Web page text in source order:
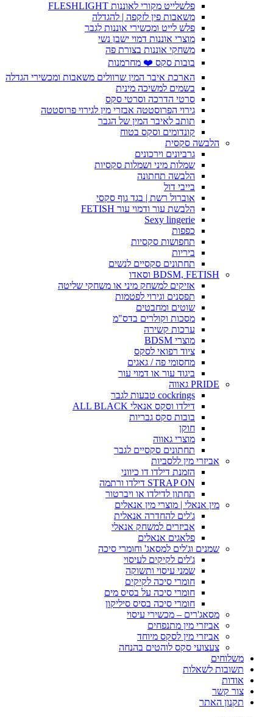
פלשלייט מקורי לאוננות FLESHLIGHT
משאבות פין לזקפה | להגדלה
פלש לייט ומכשירי אוננות לגבר
מוצרי אוננות דמוי ישבן נשי
משחקי אוננות בצורת פה
בובות סקס ❤️ מחרמנות
הארכת איבר המין שרוולים משאבות ומכשירי הגדלה
בשמים למשיכה מינית
סרטי הדרכה וסרטי סקס
גירוי הפרוסטטה אבזרי מין לגירוי פרוסטטה
תותב לאיבר המין של הגבר
קונדומים וסקס בטוח
הלבשה סקסית
גרביונים וירכונים
שמלות מיני ושמלות סקסיות
הלבשה תחתונה
בייבי דול
אוברול רשת | בגד גוף סקסי
הלבשת עור ודמוי עור FETISH
Sexy lingerie
כפפות
תחפושות סקסיות
ביריות
תחתונים סקסיים לנשים
BDSM, FETISH וסאדו
אזיקים למשחק מיני או משחקי שליטה
תפסנים וגירוי לפטמות
שוטים ומחבטים
מסכות וקולרים בדס"מ
ערכות קשירה
מוצרי BDSM
ציוד רפואי לסקס
מחסומי פה / גאגים
ביגוד עור או דמוי עור
PRIDE גאווה
cockrings טבעות לגבר
דילדו וסקס אנאלי ALL BLACK
בובות סקס גבריות
חוקן
מוצרי גאווה
תחתונים סקסיים לגבר
אביזרי מין ללסביות
הזמנת דילדו דו כיווני
STRAP ON דילדו ורתמה
תחתון לדילדו או ויברטור
מין אנאלי | מוצרי מין אנאלים
ג'לים להחדרה אנאלית
אביזרים למשחק אנאלי
פלאגים אנאלים
שמנים וג'לים למסאג' וחומרי סיכה
ג'לים לקיקים לעיסוי
שמני עיסוי ותשוקה
חומרי סיכה לקיקים
חומרי סיכה על בסיס מים
חומרי סיכה בסיס סיליקון
מסאג'רים – מכשירי עיסוי
אביזרי מין מתנפחים
אביזרי מין לסקס מיוחד
צעצועי סקס לוהטים בהנחה
משלוחים
תשובות לשאלות
אודות
צור קשר
תקנון האתר